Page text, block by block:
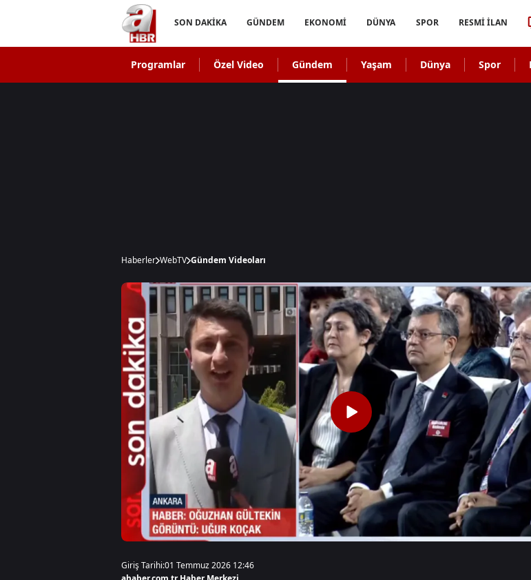
SON DAKİKA GÜNDEM EKONOMİ DÜNYA SPOR RESMİ İLAN
Programlar Özel Video Gündem Yaşam Dünya Spor
Haberler WebTV Gündem Videoları
Giriş Tarihi:01 Temmuz 2026 12:46